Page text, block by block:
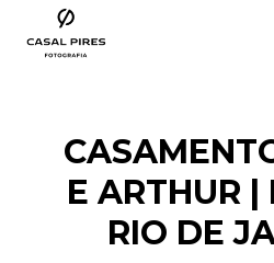
E ARTHUR |
RIO DE